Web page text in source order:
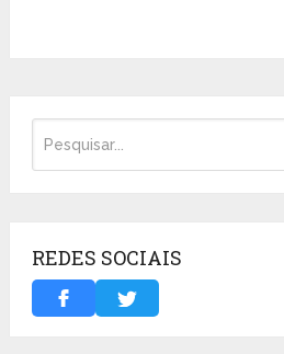
REDES SOCIAIS